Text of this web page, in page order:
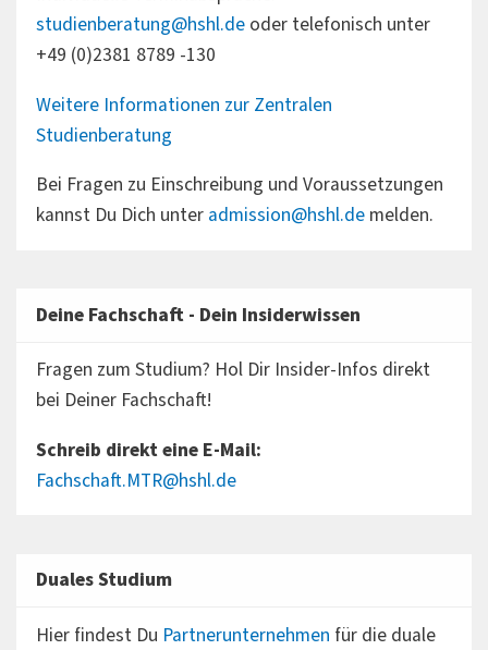
studienberatung@hshl.deoder telefonisch unter
+49 (0)2381 8789 -130
Weitere Informationen zur Zentralen
Studienberatung
Bei Fragen zu Einschreibung und Voraussetzungen
kannst Du Dich unter admission@hshl.demelden.
Deine Fachschaft - Dein Insiderwissen
Fragen zum Studium? Hol Dir Insider-Infos direkt
bei Deiner Fachschaft!
Schreib direkt eine E-Mail:
Fachschaft.MTR@hshl.de
Duales Studium
Hier findest Du Partnerunternehmen für die duale